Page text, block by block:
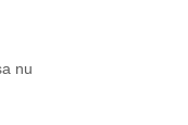
nu